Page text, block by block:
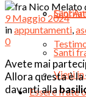
Vieni
Santi
Essere frate
9 Maggio 2024
inappuntamenti,
0
Avete mai
Allora questa è
davanti alla